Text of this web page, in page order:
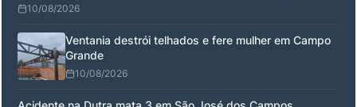
10/08/2026
Ventania destrói telhados e fere mulher em Campo
Grande
10/08/2026